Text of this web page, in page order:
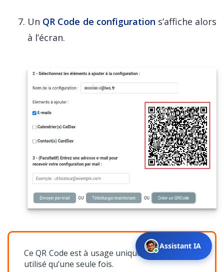
Un QR Code de configuration s’affiche alors
à l’écran.
Ce QR Code est à usage unique et ne peut être
utilisé qu’une seule fois.
Assistant IA